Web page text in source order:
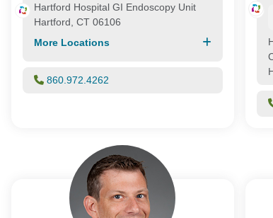
Hartford Hospital GI Endoscopy Unit
Hartford, CT 06106
More Locations
860.972.4262